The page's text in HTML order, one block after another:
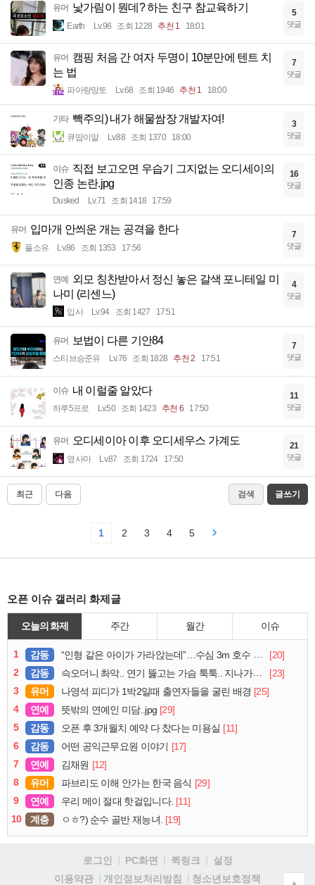
유머 낯가림이 뭔데? 하는 친구 참교육하기
Earth Lv.96 조회 1228 추천 1 18:01
5
댓글
유머 캠핑 처음 간 여자 두명이 10분만에 텐트 치
는 법
파아랑망토 Lv.68 조회 1946 추천 1 18:00
7
댓글
기타 빽주의) 내가 해물쌈장 개발자여!
큐땁이알 Lv.88 조회 1370 18:00
3
댓글
이슈 직접 보고오면 우습기 그지없는 오디세이의
인종 논란.jpg
Dusked Lv.71 조회 1418 17:59
16
댓글
유머 입마개 안씌운 개는 공격을 한다
풀소유 Lv.86 조회 1353 17:56
7
댓글
연예
외모 칭찬받아서 정신 놓은 갈색 포니테일 미
나미 (리센느)
입사 Lv.94 조회 1427 17:51
4
댓글
유머 보법이 다른 기안84
스티브승준유 Lv.76 조회 1828 추천 2 17:51
7
댓글
이슈 내 이럴줄 알았다
하루5프로 Lv.50 조회 1423 추천 6 17:50
11
댓글
유머 오디세이아 이후 오디세우스 가계도
옆사마 Lv.87 조회 1724 17:50
21
댓글
최근 다음 검색 글쓰기
1 2 3 4 5
오픈 이슈 갤러리 화제글
오늘의 화제 주간 월간 이슈
1 감동 “인형 같은 아이가 가라앉는데”…수심 3m 호수 뛰어든 60대 의인
[20]
2
감동 슥오더니 촤악.. 연기 뚫고는 가슴 툭툭.. 지나가던 아재의 정체
[23]
3
유머 나영석 피디가 1박2일때 출연자들을 굴린 배경 [25]
4
연예 뜻밖의 연예인 미담..jpg [29]
5
감동 오픈 후 3개월치 예약 다 찼다는 미용실 [11]
6
감동 어떤 공익근무요원 이야기 [17]
7
연예 김채원 [12]
8
유머 파브리도 이해 안가는 한국 음식 [29]
9
연예 우리 메이 절대 핫걸입니다. [11]
10
계층 ㅇㅎ?) 순수 골반 재능녀. [19]
로그인 PC화면 퀵링크
설정
이용약관
개인정보처리방침 청소년보호정책